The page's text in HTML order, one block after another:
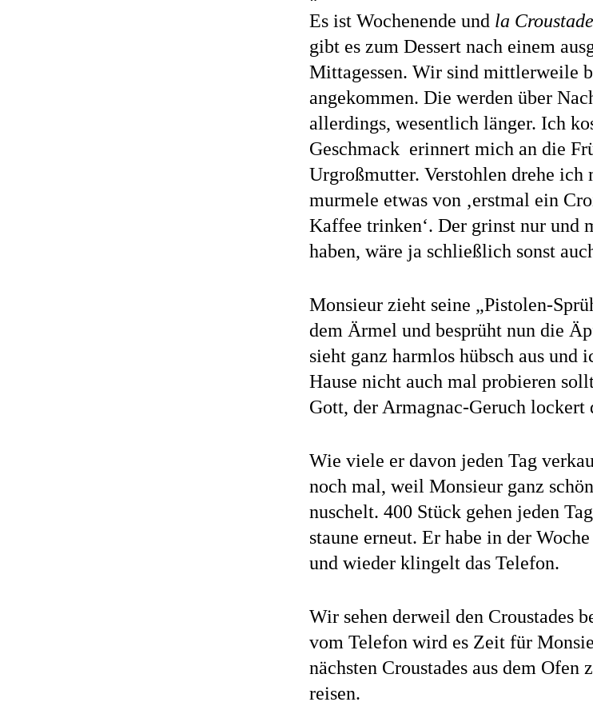
Es ist Wochenende und la
gibt es zum Dessert nach einem
Mittagessen. Wir sind mittlerweile
angekommen. Die werden über
allerdings, wesentlich länger. Ich
Geschmack erinnert mich an die
Urgroßmutter. Verstohlen drehe ich
murmele etwas von ‚erstmal ein
Kaffee trinken‘. Der grinst nur und
haben, wäre ja schließlich sonst
Monsieur zieht seine „Pistolen-
dem Ärmel und besprüht nun die
sieht ganz harmlos hübsch aus und
Hause nicht auch mal probieren
Gott, der Armagnac-Geruch lockert
Wie viele er davon jeden Tag
noch mal, weil Monsieur ganz
nuschelt. 400 Stück gehen jeden
staune erneut. Er habe in der
und wieder klingelt das Telefon.
Wir sehen derweil den Croustades
vom Telefon wird es Zeit für
nächsten Croustades aus dem
reisen.